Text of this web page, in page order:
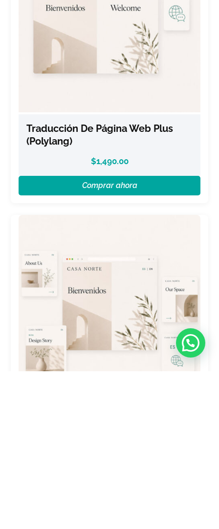
Traducción De Página Web Plus
(Polylang)
$1,490.00
Comprar ahora